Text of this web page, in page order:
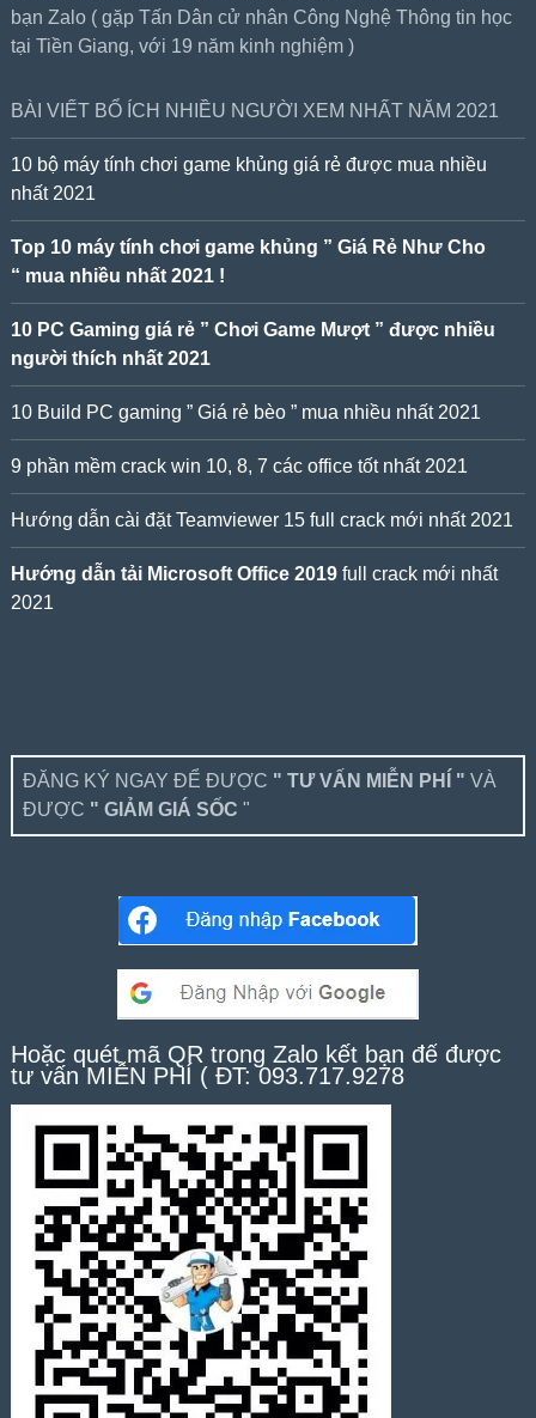
bạn Zalo ( gặp Tấn Dân cử nhân Công Nghệ Thông tin học
tại Tiền Giang, với 19 năm kinh nghiệm )
BÀI VIẾT BỔ ÍCH NHIỀU NGƯỜI XEM NHẤT NĂM 2021
10 bộ máy tính chơi game khủng giá rẻ được mua nhiều
nhất 2021
Top 10 máy tính chơi game khủng ” Giá Rẻ Như Cho
“ mua nhiều nhất 2021 !
10 PC Gaming giá rẻ ” Chơi Game Mượt ” được nhiều
người thích nhất 2021
10 Build PC gaming ” Giá rẻ bèo ” mua nhiều nhất 2021
9 phần mềm crack win 10, 8, 7 các office tốt nhất 2021
Hướng dẫn cài đặt Teamviewer 15 full crack mới nhất 2021
Hướng dẫn tải Microsoft Office 2019full crack mới nhất
2021
ĐĂNG KÝ NGAY ĐỂ ĐƯỢC " TƯ VẤN MIỄN PHÍ " VÀ
ĐƯỢC " GIẢM GIÁ SỐC "
Hoặc quét mã QR trong Zalo kết bạn để được
tư vấn MIỄN PHÍ ( ĐT: 093.717.9278